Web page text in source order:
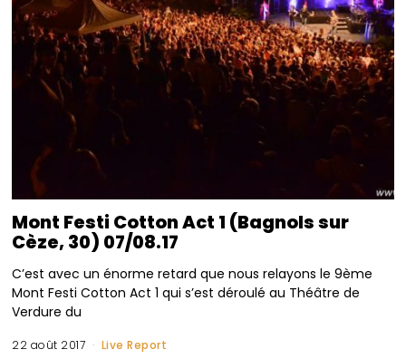
Mont Festi Cotton Act 1 (Bagnols sur
Cèze, 30) 07/08.17
C’est avec un énorme retard que nous relayons le 9ème
Mont Festi Cotton Act 1 qui s’est déroulé au Théâtre de
Verdure du
22 août 2017 Live Report